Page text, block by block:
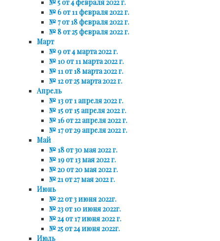
№ 5 от 4 февраля 2022 г.
№ 6 от 11 февраля 2022 г.
№ 7 от 18 февраля 2022 г.
№ 8 от 25 февраля 2022 г.
Март
№ 9 от 4 марта 2022 г.
№ 10 от 11 марта 2022 г.
№ 11 от 18 марта 2022 г.
№ 12 от 25 марта 2022 г.
Апрель
№ 13 от 1 апреля 2022 г.
№ 15 от 15 апреля 2022 г.
№ 16 от 22 апреля 2022 г.
№ 17 от 29 апреля 2022 г.
Май
№ 18 от 30 мая 2022 г.
№ 19 от 13 мая 2022 г.
№ 20 от 20 мая 2022 г.
№ 21 от 27 мая 2022 г.
Июнь
№ 22 от 3 июня 2022г.
№ 23 от 10 июня 2022г.
№ 24 от 17 июня 2022 г.
№ 25 от 24 июня 2022г.
Июль